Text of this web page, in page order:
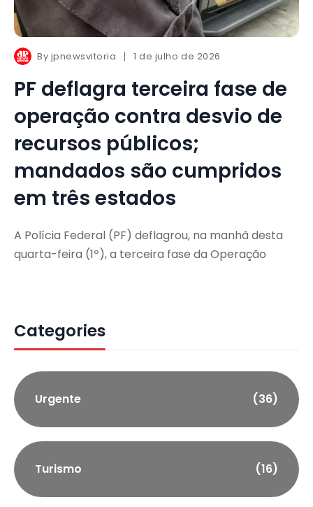
By jpnewsvitoria 1 de julho de 2026
PF deflagra terceira fase de
operação contra desvio de
recursos públicos;
mandados são cumpridos
em três estados
A Polícia Federal (PF) deflagrou, na manhã desta
quarta-feira (1º), a terceira fase da Operação
Categories
Urgente (36)
Turismo (16)